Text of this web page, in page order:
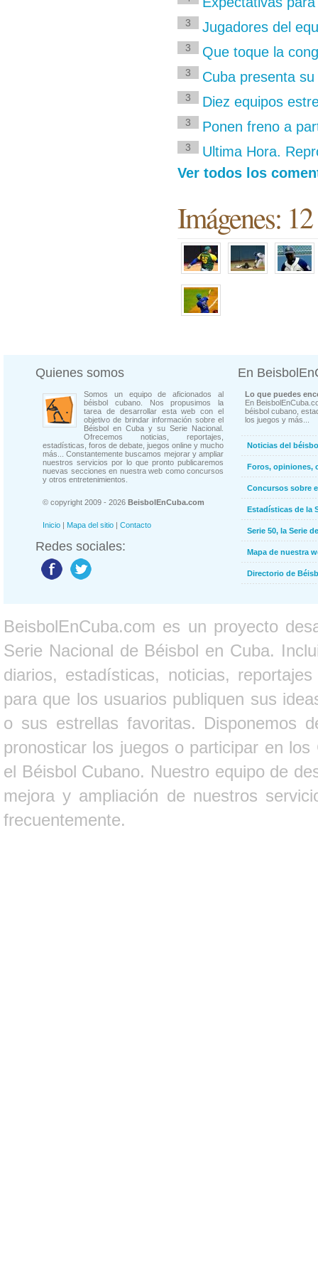
3 Jugadores del
3 Que toque la
3 Cuba presenta
3 Diez equipos
3 Ponen freno a
3
Ultima Hora.
Ver todos los
Imágenes: 12
Quienes somos
Somos un equipo de aficionados al
béisbol cubano. Nos propusimos la
tarea de desarrollar esta web con el
objetivo de brindar información sobre el
Béisbol en Cuba y su Serie Nacional.
Ofrecemos noticias, reportajes,
estadísticas, foros de debate, juegos online y mucho
más... Constantemente buscamos mejorar y ampliar
nuestros servicios por lo que pronto publicaremos
nuevas secciones en nuestra web como concursos
y otros entretenimientos.
© copyright 2009 - 2026 BeisbolEnCuba.com
Inicio | Mapa del sitio | Contacto
Redes sociales:
En
Lo que puedes
En
béisbol cubano,
los juegos y más...
Noticias del
Foros, opiniones,
Concursos sobre
Estadísticas de la
Serie 50, la Serie
Mapa de nuestra
Directorio de
BeisbolEnCuba.com es un proyecto
Serie Nacional de Béisbol en Cuba.
diarios, estadísticas, noticias,
para que los usuarios publiquen sus
o sus estrellas favoritas. Disponemos
pronosticar los juegos o participar en
el Béisbol Cubano. Nuestro equipo de
mejora y ampliación de nuestros
frecuentemente.